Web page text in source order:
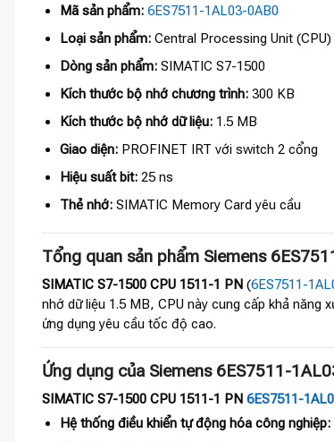
Mã sản phẩm: 6ES7511-1AL03-0AB0
Loại sản phẩm:Central Processing Unit (CPU)
Dòng sản phẩm:SIMATIC S7-1500
Kích thước bộ nhớ chương trình:300 KB
Kích thước bộ nhớ dữ liệu:1.5 MB
Giao diện:PROFINET IRT với switch 2 cổng
Hiệu suất bit:25 ns
Thẻ nhớ:SIMATIC Memory Card yêu cầu
Tổng quan sản phẩm Siemens
SIMATIC S7-1500 CPU 1511-1 PN (6ES7511-
nhớ dữ liệu 1.5 MB, CPU này cung cấp khả
ứng dụng yêu cầu tốc độ cao.
Ứng dụng của Siemens 6ES7511-
SIMATIC S7-1500 CPU 1511-1 PN 6ES7511-
Hệ thống điều khiển tự động hóa công nghiệp: